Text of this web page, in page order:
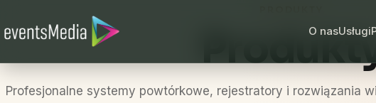
O nasUsługi
Profesjonalne systemy powtórkowe, rejestratory i rozwiązania